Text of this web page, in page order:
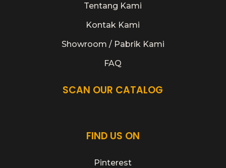
Tentang Kami
Kontak Kami
Showroom / Pabrik Kami
FAQ
SCAN OUR CATALOG
FIND US ON
Pinterest